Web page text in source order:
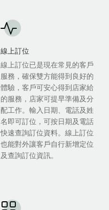
線上訂位
線上訂位已是現在常見的客戶
服務，確保雙方能得到良好的
體驗，客戶可安心得到店家給
的服務，店家可提早準備及分
配工作。輸入日期、電話及姓
名即可訂位，可按日期及電話
快速查詢訂位資料。線上訂位
也能對外讓客戶自行新增定位
及查詢訂位資訊。